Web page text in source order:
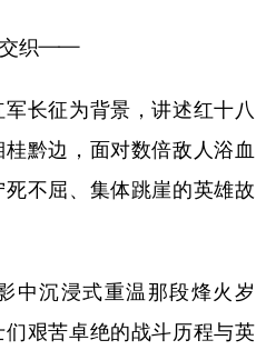
织——
长征为背景，讲述红十八
黔边，面对数倍敌人浴血
不屈、集体跳崖的英雄故
沉浸式重温那段烽火岁
们艰苦卓绝的战斗历程与英